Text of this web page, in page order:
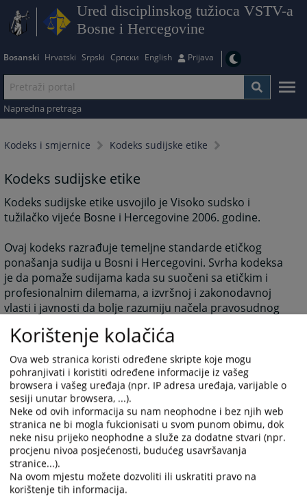
Ured disciplinskog tužioca VSTV-a
Bosne i Hercegovine
Bosanski Hrvatski Srpski Српски English Prijava
Napredna pretraga
Kodeks i smjernice Kodeks sudijske etike
Kodeks sudijske etike
Kodeks sudijske etike usvojilo je Visoko sudsko i
tužilačko vijeće Bosne i Hercegovine 2006. godine.
Ovaj kodeks razrađuje temeljne standarde etičkog
ponašanja sudija u Bosni i Hercegovini. Svrha kodeksa
je da pomaže sudijama kada su suočeni sa etičkim i
profesionalnim dilemama, a izvršnoj i zakonodavnoj
vlasti i javnosti da bolje razumiju načela pravosudnog
sudija.
Izradu ovog kodeksa podržao je USAID-ov Projekt
razvoja sektora pravosuđa.
6449 PREGLEDA
Korištenje kolačića
Ova web stranica koristi određene skripte koje mogu
pohranjivati i koristiti određene informacije iz vašeg
browsera i vašeg uređaja (npr. IP adresa uređaja, varijable o
sesiji unutar browsera, ...).
Neke od ovih informacija su nam neophodne i bez njih web
stranica ne bi mogla fukcionisati u svom punom obimu, dok
neke nisu prijeko neophodne a služe za dodatne stvari (npr.
procjenu nivoa posjećenosti, budućeg usavršavanja
stranice...).
Na ovom mjestu možete dozvoliti ili uskratiti pravo na
korištenje tih informacija.